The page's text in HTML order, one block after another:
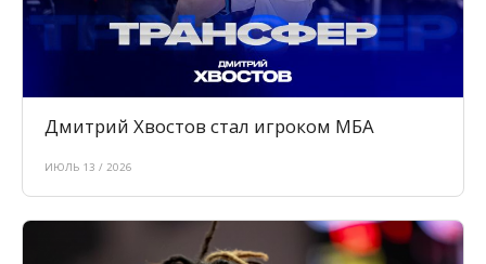
Дмитрий Хвостов стал игроком МБА
ИЮЛЬ 13 / 2026